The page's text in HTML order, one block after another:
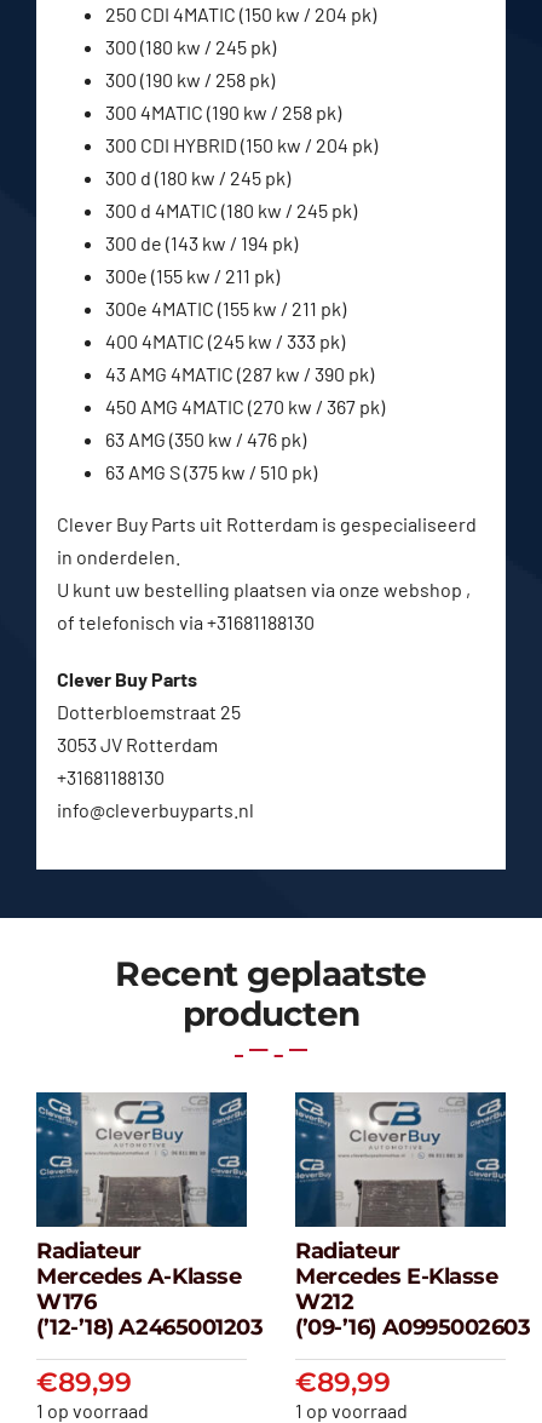
250 CDI 4MATIC (150 kw / 204 pk)
300 (180 kw / 245 pk)
300 (190 kw / 258 pk)
300 4MATIC (190 kw / 258 pk)
300 CDI HYBRID (150 kw / 204 pk)
300 d (180 kw / 245 pk)
300 d 4MATIC (180 kw / 245 pk)
300 de (143 kw / 194 pk)
300e (155 kw / 211 pk)
300e 4MATIC (155 kw / 211 pk)
400 4MATIC (245 kw / 333 pk)
43 AMG 4MATIC (287 kw / 390 pk)
450 AMG 4MATIC (270 kw / 367 pk)
63 AMG (350 kw / 476 pk)
63 AMG S (375 kw / 510 pk)
Clever Buy Parts uit Rotterdam is gespecialiseerd
in onderdelen.
U kunt uw bestelling plaatsen via onze webshop ,
of telefonisch via +31681188130
Clever Buy Parts
Dotterbloemstraat 25
3053 JV Rotterdam
+31681188130
info@cleverbuyparts.nl
Recent geplaatste
producten
Radiateur
Mercedes A-
klasse W176
(’12-’18) A2465001203
€89,99
Radiateur
Mercedes A-Klasse
W176
(’12-’18) A2465001203
€89,99
1 op voorraad
Radiateur
Mercedes E-
klasse W212
(’09-’16)
€89,99
Radiateur
Mercedes E-Klasse
W212
(’09-’16) A0995002603
€89,99
1 op voorraad